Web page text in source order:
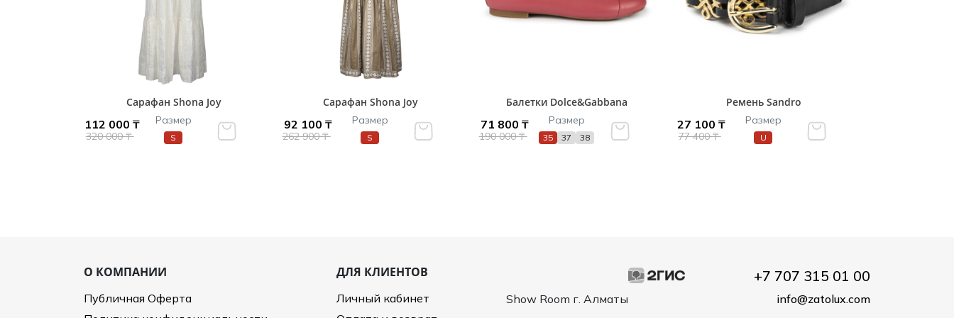
Сарафан Shona Joy
112 000 ₸
320 000 ₸
Размер
S
Сарафан Shona Joy
92 100 ₸
262 900 ₸
Размер
S
Балетки Dolce&Gabbana
71 800 ₸
190 000 ₸
Размер
35 37 38
Ремень Sandro
27 100 ₸
77 400 ₸
Размер
U
О КОМПАНИИ
Публичная Оферта
ДЛЯ КЛИЕНТОВ
Личный кабинет
Show Room г. Алматы
+7 707 315 01 00
info@zatolux.com